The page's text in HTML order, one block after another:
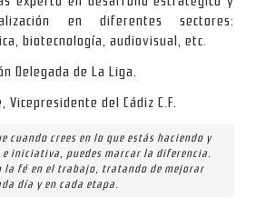
en diferentes sectores:
biotecnología, audiovisual, etc.
Delegada de La Liga.
Vicepresidente del Cádiz C.F.
cuando crees en lo que estás haciendo y
iniciativa, puedes marcar la diferencia.
la fé en el trabajo, tratando de mejorar
día y en cada etapa.